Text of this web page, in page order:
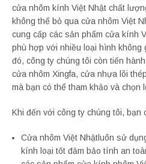
cửa nhôm kính Việt Nhật chất
không thể bỏ qua cửa nhôm Việt
cung cấp các sản phẩm cửa kính
phù hợp với nhiều loại hình không
đó, công ty chúng tôi còn tiến
cửa nhôm Xingfa, cửa nhựa lõi
mà bạn có thể tham khảo và chọn
Khi đến với công ty chúng tôi, bạn
Cửa nhôm Việt Nhậtluôn sử
kính loại tốt đảm bảo tính an